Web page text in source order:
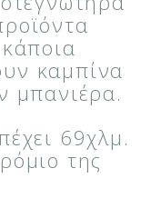
καμπίνα
μπανιέρα.
69χλμ.
της